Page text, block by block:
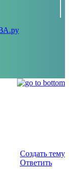
Создать тему
Ответить